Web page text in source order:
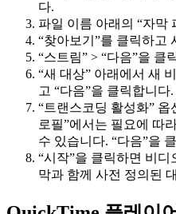
다.
파일 이름 아래의 “자막
“찾아보기”를 클릭하고
“스트림” > “다음”을 클
“새 대상” 아래에서 새
고 “다음”을 클릭합니다.
“트랜스코딩 활성화” 옵
로필”에서는 필요에 따
수 있습니다. “다음”을
“시작”을 클릭하면 비
막과 함께 사전 정의된